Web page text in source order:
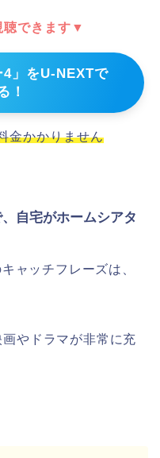
聴できます▼
」をU-NEXTで
！
金かかりません
自宅がホームシアタ
ャッチフレーズは、
やドラマが非常に充